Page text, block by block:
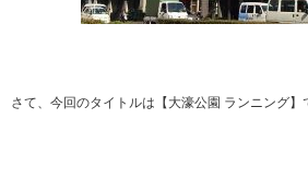
さて、今回のタイトルは【大濠公園 ランニング】